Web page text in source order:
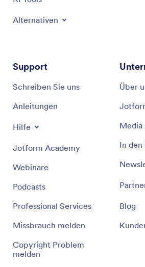
Alternativen
Support
Schreiben Sie uns
Anleitungen
Hilfe
Jotform Academy
Webinare
Podcasts
Professional Services
Missbrauch melden
Copyright Problem
melden
Über
Media
In
Blog